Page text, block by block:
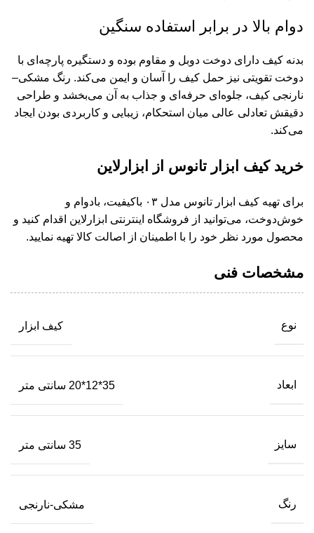
دوام بالا در برابر استفاده سنگین
بدنه کیف دارای دوخت دوبل و مقاوم بوده و دستگیره پارچه‌ای با
دوخت تقویتی نیز حمل کیف را آسان و ایمن می‌کند. رنگ مشکی–
نارنجی کیف، جلوه‌ای حرفه‌ای و جذاب به آن می‌بخشد و طراحی
دقیقش تعادلی عالی میان استحکام، زیبایی و کاربردی بودن ایجاد
می‌کند.
خرید کیف ابزار تانوس از ابزارلاین
برای تهیه کیف ابزار تانوس مدل ۰۳ باکیفیت، بادوام و
خوش‌دوخت، می‌توانید از فروشگاه اینترنتی ابزارلاین اقدام کنید و
محصول مورد نظر خود را با اطمینان از اصالت کالا تهیه نمایید.
مشخصات فنی
نوع کیف ابزار
ابعاد 35*12*20 سانتی متر
سایز 35 سانتی متر
رنگ مشکی-نارنجی